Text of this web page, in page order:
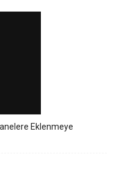
Eklenmeye